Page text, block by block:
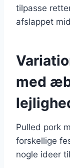
tilpasse
afslappet
med
Pulled pork
forskellige
nogle ideer